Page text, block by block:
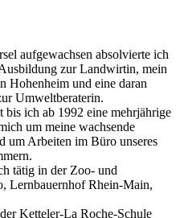
aufgewachsen absolvierte ich
zur Landwirtin, mein
Hohenheim und eine daran
Umweltberaterin.
bis ich ab 1992 eine mehrjährige
um meine wachsende
um Arbeiten im Büro unseres
tätig in der Zoo- und
Lernbauernhof Rhein-Main,
Ketteler-La Roche-Schule